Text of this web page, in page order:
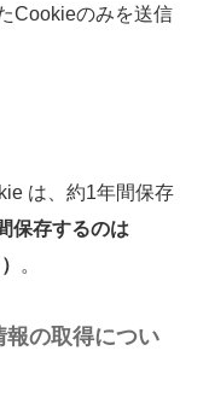
Cookieのみを送信
は、約1年間保存
保存するのは
。
の取得につい